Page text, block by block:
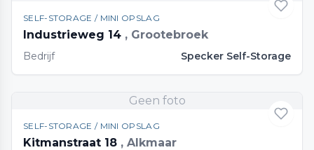
SELF-STORAGE / MINI OPSLAG
Industrieweg 14 , Grootebroek
Bedrijf Specker Self-Storage
Geen foto
SELF-STORAGE / MINI OPSLAG
Kitmanstraat 18 , Alkmaar